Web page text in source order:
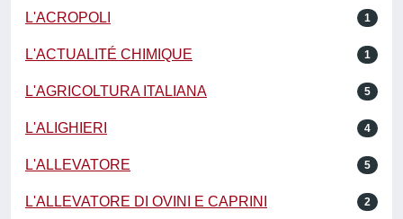
L'ACROPOLI 1
L'ACTUALITÉ CHIMIQUE 1
L'AGRICOLTURA ITALIANA 5
L'ALIGHIERI 4
L'ALLEVATORE 5
L'ALLEVATORE DI OVINI E CAPRINI 2